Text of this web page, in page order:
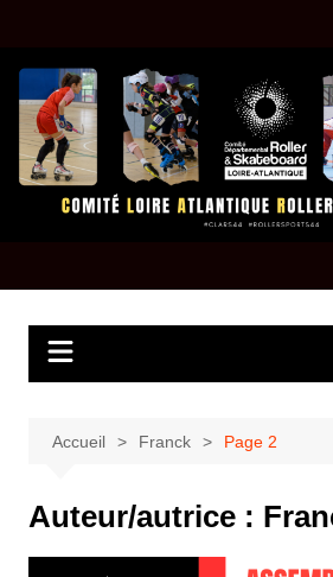
contenu
Accueil Franck Page 2
Auteur/autrice :